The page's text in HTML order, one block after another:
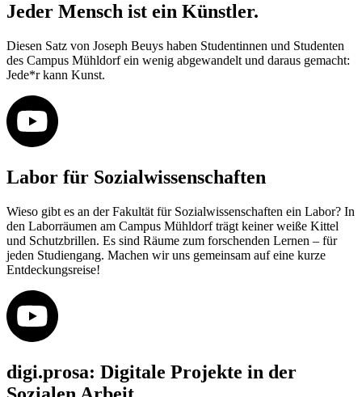
Jeder Mensch ist ein Künstler.
Diesen Satz von Joseph Beuys haben Studentinnen und Studenten
des Campus Mühldorf ein wenig abgewandelt und daraus gemacht:
Jede*r kann Kunst.
Labor für Sozialwissenschaften
Wieso gibt es an der Fakultät für Sozialwissenschaften ein Labor? In
den Laborräumen am Campus Mühldorf trägt keiner weiße Kittel
und Schutzbrillen. Es sind Räume zum forschenden Lernen – für
jeden Studiengang. Machen wir uns gemeinsam auf eine kurze
Entdeckungsreise!
digi.prosa: Digitale Projekte in der